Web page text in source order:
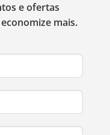
e ofertas
mais.